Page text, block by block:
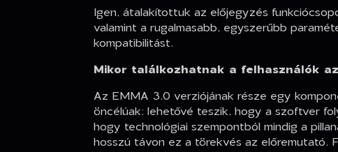
Igen, átalakítottuk az előjegyzés
valamint a rugalmasabb, egyszerűbb
kompatibilitást.
Mikor találkozhatnak a felhasználók
Az EMMA 3.0 verziójának része egy
öncélúak: lehetővé teszik, hogy a szoftver
hogy technológiai szempontból mindig a
hosszú távon ez a törekvés az előremutató.